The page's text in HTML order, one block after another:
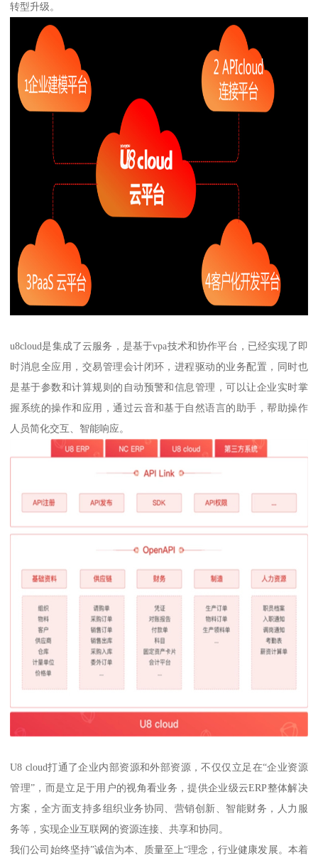
转型升级。
u8cloud是集成了云服务，是基于vpa技术和协作平台，已经实现了即
时消息全应用，交易管理会计闭环，进程驱动的业务配置，同时也
是基于参数和计算规则的自动预警和信息管理，可以让企业实时掌
握系统的操作和应用，通过云音和基于自然语言的助手，帮助操作
人员简化交互、智能响应。
U8 cloud打通了企业内部资源和外部资源，不仅仅立足在“企业资源
管理”，而是立足于用户的视角看业务，提供企业级云ERP整体解决
方案，全方面支持多组织业务协同、营销创新、智能财务，人力服
务等，实现企业互联网的资源连接、共享和协同。
我们公司始终坚持”诚信为本、质量至上“理念，行业健康发展。本着